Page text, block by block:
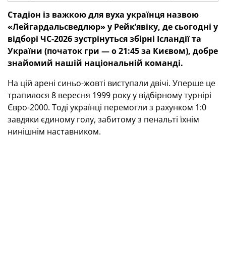
Стадіон із важкою для вуха українця назвою
«Лейгардальсведлюр» у Рейк’явіку, де сьогодні у
відборі ЧС-2026 зустрінуться збірні Ісландії та
України (початок гри — о 21:45 за Києвом), добре
знайомий нашій національній команді.
На цій арені синьо-жовті виступали двічі. Уперше це
трапилося 8 вересня 1999 року у відбірному турнірі
Євро-2000. Тоді українці перемогли з рахунком 1:0
завдяки єдиному голу, забитому з пенальті їхнім
нинішнім наставником.